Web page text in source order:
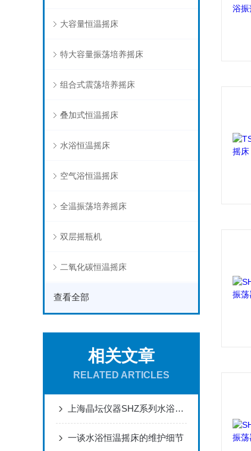
大容量恒温摇床
特大容量振荡培养摇床
组合式震荡培养摇床
叠加式恒温摇床
水浴恒温摇床
空气浴恒温摇床
全温振荡培养摇床
双层摇瓶机
二氧化碳恒温摇床
查看全部
相关文章
RELATED ARTICLES
上海晶坛仪器SHZ系列水浴恒温振荡器，高配置低价格！
一谈水浴恒温摇床的维护细节